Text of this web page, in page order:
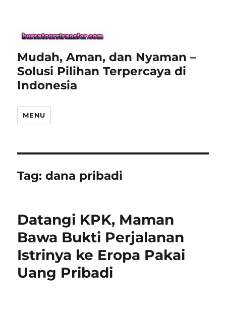
Mudah, Aman, dan Nyaman –
Solusi Pilihan Terpercaya di
Indonesia
MENU
Tag:dana pribadi
Datangi KPK, Maman
Bawa Bukti Perjalanan
Istrinya ke Eropa Pakai
Uang Pribadi